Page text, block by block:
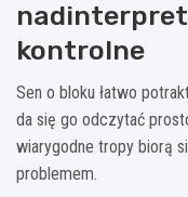
kontrolne
Sen o bloku łatwo
da się go odczytać
wiarygodne tropy biorą
problemem.